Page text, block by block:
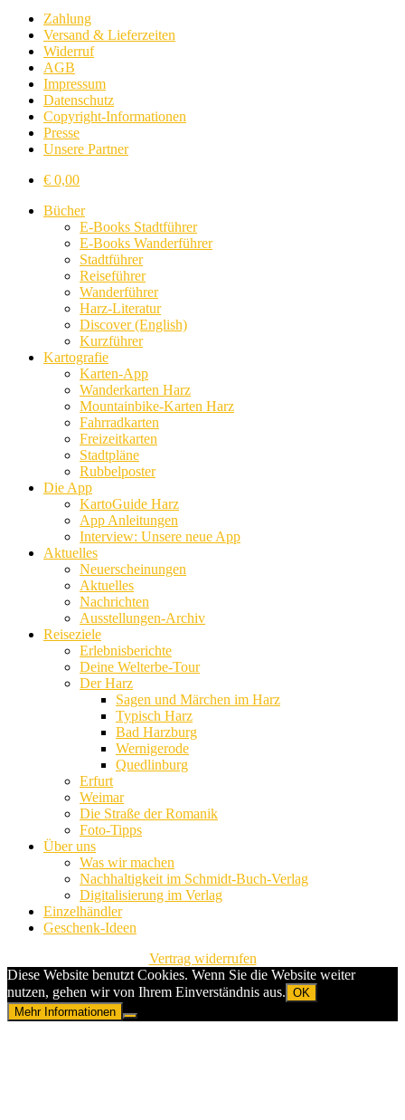
Zahlung
Versand & Lieferzeiten
Widerruf
AGB
Impressum
Datenschutz
Copyright-Informationen
Presse
Unsere Partner
€ 0,00
Bücher
E-Books Stadtführer
E-Books Wanderführer
Stadtführer
Reiseführer
Wanderführer
Harz-Literatur
Discover (English)
Kurzführer
Kartografie
Karten-App
Wanderkarten Harz
Mountainbike-Karten Harz
Fahrradkarten
Freizeitkarten
Stadtpläne
Rubbelposter
Die App
KartoGuide Harz
App Anleitungen
Interview: Unsere neue App
Aktuelles
Neuerscheinungen
Aktuelles
Nachrichten
Ausstellungen-Archiv
Reiseziele
Erlebnisberichte
Deine Welterbe-Tour
Der Harz
Sagen und Märchen im Harz
Typisch Harz
Bad Harzburg
Wernigerode
Quedlinburg
Erfurt
Weimar
Die Straße der Romanik
Foto-Tipps
Über uns
Was wir machen
Nachhaltigkeit im Schmidt-Buch-Verlag
Digitalisierung im Verlag
Einzelhändler
Geschenk-Ideen
Vertrag widerrufen
Diese Website benutzt Cookies. Wenn Sie die Website weiter
nutzen, gehen wir von Ihrem Einverständnis aus. OK
Mehr Informationen